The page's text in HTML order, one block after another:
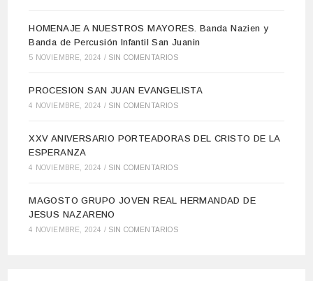
HOMENAJE A NUESTROS MAYORES. Banda Nazien y
Banda de Percusión Infantil San Juanin
5 NOVIEMBRE, 2024 / SIN COMENTARIOS
PROCESION SAN JUAN EVANGELISTA
4 NOVIEMBRE, 2024 / SIN COMENTARIOS
XXV ANIVERSARIO PORTEADORAS DEL CRISTO DE LA
ESPERANZA
4 NOVIEMBRE, 2024 / SIN COMENTARIOS
MAGOSTO GRUPO JOVEN REAL HERMANDAD DE
JESUS NAZARENO
4 NOVIEMBRE, 2024 / SIN COMENTARIOS